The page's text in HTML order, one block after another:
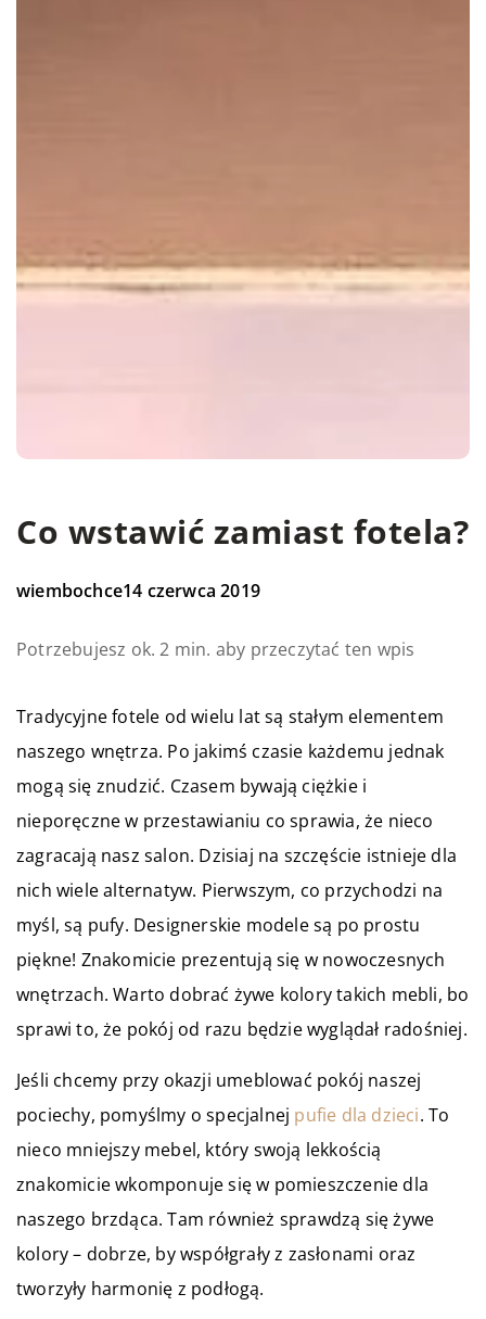
Co wstawić zamiast fotela?
wiembochce14 czerwca 2019
Potrzebujesz ok. 2 min. aby przeczytać ten wpis
Tradycyjne fotele od wielu lat są stałym elementem
naszego wnętrza. Po jakimś czasie każdemu jednak
mogą się znudzić. Czasem bywają ciężkie i
nieporęczne w przestawianiu co sprawia, że nieco
zagracają nasz salon. Dzisiaj na szczęście istnieje dla
nich wiele alternatyw. Pierwszym, co przychodzi na
myśl, są pufy. Designerskie modele są po prostu
piękne! Znakomicie prezentują się w nowoczesnych
wnętrzach. Warto dobrać żywe kolory takich mebli, bo
sprawi to, że pokój od razu będzie wyglądał radośniej.
Jeśli chcemy przy okazji umeblować pokój naszej
pociechy, pomyślmy o specjalnej pufie dla dzieci. To
nieco mniejszy mebel, który swoją lekkością
znakomicie wkomponuje się w pomieszczenie dla
naszego brzdąca. Tam również sprawdzą się żywe
kolory – dobrze, by współgrały z zasłonami oraz
tworzyły harmonię z podłogą.